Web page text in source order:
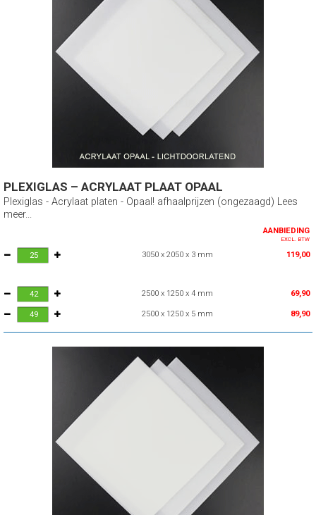
PLEXIGLAS – ACRYLAAT PLAAT OPAAL
Plexiglas - Acrylaat platen - Opaal! afhaalprijzen (ongezaagd) Lees
meer...
AANBIEDING
EXCL. BTW
3050 x 2050 x 3 mm 119,00
2500 x 1250 x 4 mm 69,90
2500 x 1250 x 5 mm 89,90